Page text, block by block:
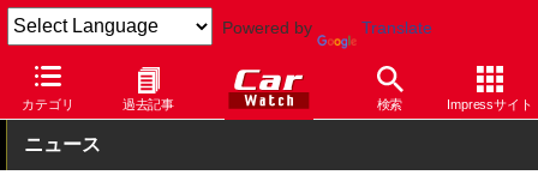
Powered by Translate
カテゴリ 過去記事 検索 Impressサイト
Car Watch カスタム カー用品 ドライブレコーダー
ニュース